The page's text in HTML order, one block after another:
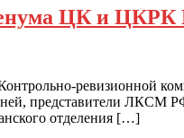
ЦК и
ревизионной
представители
отделения […]